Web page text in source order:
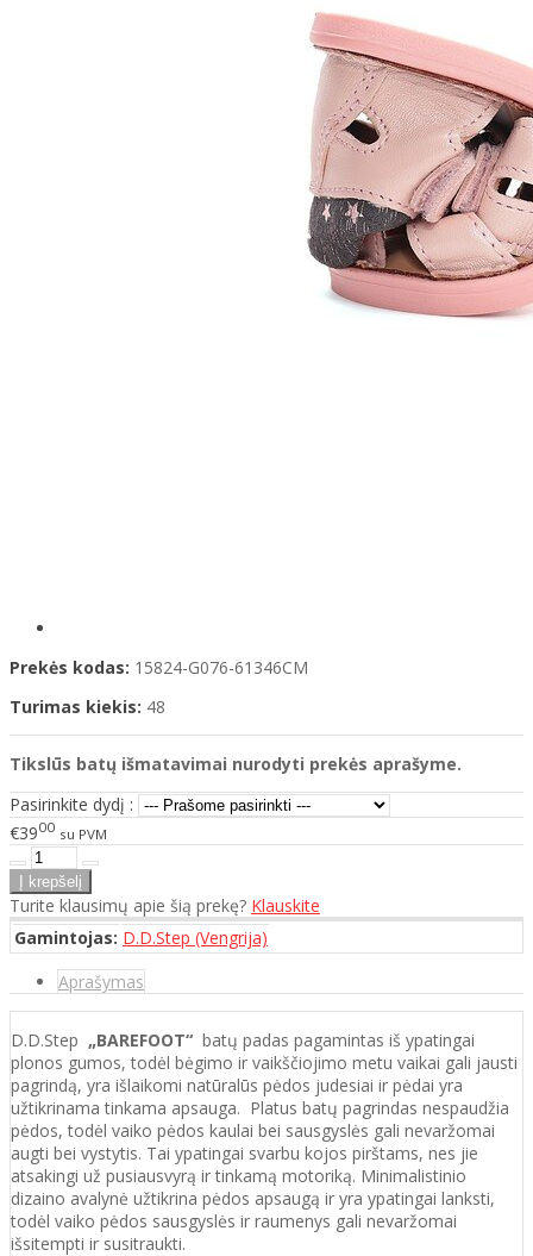
Prekės kodas: 15824-G076-61346CM
Turimas kiekis: 48
Tikslūs batų išmatavimai nurodyti prekės aprašyme.
Pasirinkite dydį :
€3900 su PVM
Turite klausimų apie šią prekę? Klauskite
Gamintojas: D.D.Step (Vengrija)
Aprašymas
D.D.Step „BAREFOOT“ batų padas pagamintas iš ypatingai
plonos gumos, todėl bėgimo ir vaikščiojimo metu vaikai gali jausti
pagrindą, yra išlaikomi natūralūs pėdos judesiai ir pėdai yra
užtikrinama tinkama apsauga. Platus batų pagrindas nespaudžia
pėdos, todėl vaiko pėdos kaulai bei sausgyslės gali nevaržomai
augti bei vystytis. Tai ypatingai svarbu kojos pirštams, nes jie
atsakingi už pusiausvyrą ir tinkamą motoriką. Minimalistinio
dizaino avalynė užtikrina pėdos apsaugą ir yra ypatingai lanksti,
todėl vaiko pėdos sausgyslės ir raumenys gali nevaržomai
išsitempti ir susitraukti.